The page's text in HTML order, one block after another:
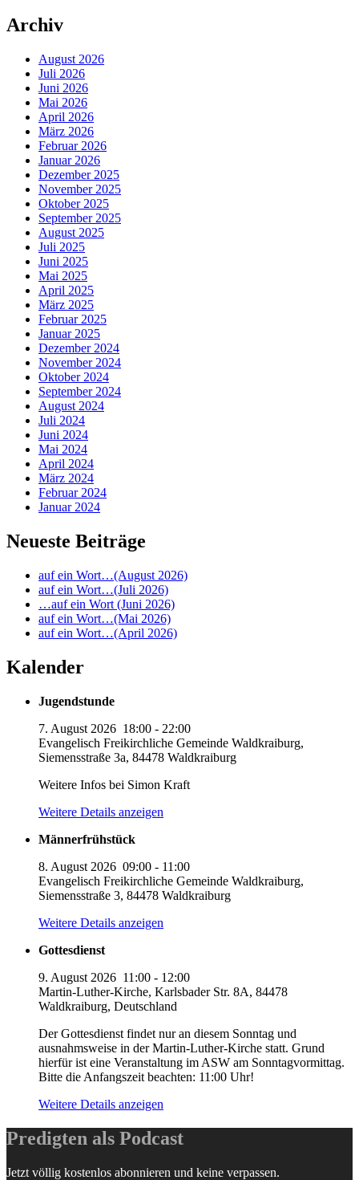
Archiv
August 2026
Juli 2026
Juni 2026
Mai 2026
April 2026
März 2026
Februar 2026
Januar 2026
Dezember 2025
November 2025
Oktober 2025
September 2025
August 2025
Juli 2025
Juni 2025
Mai 2025
April 2025
März 2025
Februar 2025
Januar 2025
Dezember 2024
November 2024
Oktober 2024
September 2024
August 2024
Juli 2024
Juni 2024
Mai 2024
April 2024
März 2024
Februar 2024
Januar 2024
Neueste Beiträge
auf ein Wort…(August 2026)
auf ein Wort…(Juli 2026)
…auf ein Wort (Juni 2026)
auf ein Wort…(Mai 2026)
auf ein Wort…(April 2026)
Kalender
Jugendstunde
7. August 2026 18:00 - 22:00
Evangelisch Freikirchliche Gemeinde Waldkraiburg,
Siemensstraße 3a, 84478 Waldkraiburg
Weitere Infos bei Simon Kraft
Weitere Details anzeigen
Männerfrühstück
8. August 2026 09:00 - 11:00
Evangelisch Freikirchliche Gemeinde Waldkraiburg,
Siemensstraße 3, 84478 Waldkraiburg
Weitere Details anzeigen
Gottesdienst
9. August 2026 11:00 - 12:00
Martin-Luther-Kirche, Karlsbader Str. 8A, 84478
Waldkraiburg, Deutschland
Der Gottesdienst findet nur an diesem Sonntag und
ausnahmsweise in der Martin-Luther-Kirche statt. Grund
hierfür ist eine Veranstaltung im ASW am Sonntagvormittag.
Bitte die Anfangszeit beachten: 11:00 Uhr!
Weitere Details anzeigen
Predigten als Podcast
Jetzt völlig kostenlos abonnieren und keine verpassen.